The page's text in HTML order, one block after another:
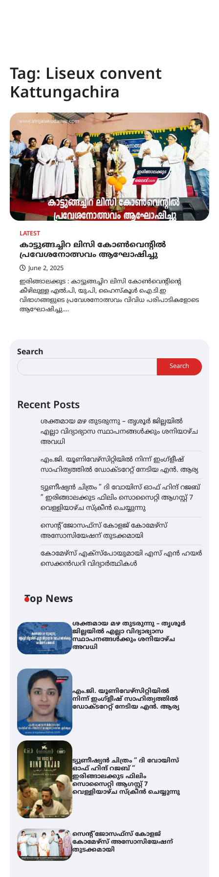
Tag: Liseux convent
Kattungachira
LATEST
കാട്ടുങ്ങച്ചിറ ലിസി കോൺവെന്റിൽ
പ്രവേശനോത്സവം ആഘോഷിച്ചു
June 2, 2025
ഇരിങ്ങാലക്കുട : കാട്ടുങ്ങച്ചിറ ലിസി കോൺവെന്റിന്റെ
കീഴിലുള്ള എൽ.പി, യു.പി, ഹൈസ്കൂൾ ഐ.ടി.ഇ
വിഭാഗങ്ങളുടെ പ്രവേശനോത്സവം വിവിധ പരിപാടികളോടെ
ആഘോഷിച്ചു.…
Search
Search
Recent Posts
ശക്തമായ മഴ തുടരുന്നു – തൃശൂർ ജില്ലയിൽ
എല്ലാ വിദ്യാഭ്യാസ സ്ഥാപനങ്ങൾക്കും ശനിയാഴ്ച
അവധി
എം.ജി. യൂണിവേഴ്‌സിറ്റിയിൽ നിന്ന് ഇംഗ്ളീഷ്
സാഹിത്യത്തിൽ ഡോക്ടറേറ്റ് നേടിയ എൻ. ആര്യ
ട്യുണീഷ്യൻ ചിത്രം ” ദി വോയിസ് ഓഫ് ഹിന്ദ് റജബ്
” ഇരിങ്ങാലക്കുട ഫിലിം സൊസൈറ്റി ആഗസ്റ്റ് 7
വെള്ളിയാഴ്ച സ്‌ക്രീൻ ചെയ്യുന്നു
സെന്റ് ജോസഫ്സ് കോളജ് കോമേഴ്‌സ്
അസോസിയേഷന് തുടക്കമായി
കോമേഴ്സ് എക്സ്പോയുമായി എസ് എൻ ഹയർ
സെക്കൻഡറി വിദ്യാർത്ഥികൾ
Top News
ശക്തമായ മഴ തുടരുന്നു – തൃശൂർ
ജില്ലയിൽ എല്ലാ വിദ്യാഭ്യാസ
സ്ഥാപനങ്ങൾക്കും ശനിയാഴ്ച
അവധി
എം.ജി. യൂണിവേഴ്‌സിറ്റിയിൽ
നിന്ന് ഇംഗ്ളീഷ് സാഹിത്യത്തിൽ
ഡോക്ടറേറ്റ് നേടിയ എൻ. ആര്യ
ട്യുണീഷ്യൻ ചിത്രം ” ദി വോയിസ്
ഓഫ് ഹിന്ദ് റജബ് ”
ഇരിങ്ങാലക്കുട ഫിലിം
സൊസൈറ്റി ആഗസ്റ്റ് 7
വെള്ളിയാഴ്ച സ്‌ക്രീൻ ചെയ്യുന്നു
സെന്റ് ജോസഫ്സ് കോളജ്
കോമേഴ്‌സ് അസോസിയേഷന്
തുടക്കമായി